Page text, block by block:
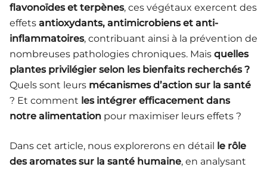
flavonoïdes et terpènes, ces végétaux exercent des
effets antioxydants, antimicrobiens et anti-
inflammatoires, contribuant ainsi à la prévention de
nombreuses pathologies chroniques. Mais quelles
plantes privilégier selon les bienfaits recherchés ?
Quels sont leurs mécanismes d’action sur la santé
? Et comment les intégrer efficacement dans
notre alimentation pour maximiser leurs effets ?
Dans cet article, nous explorerons en détail le rôle
des aromates sur la santé humaine, en analysant